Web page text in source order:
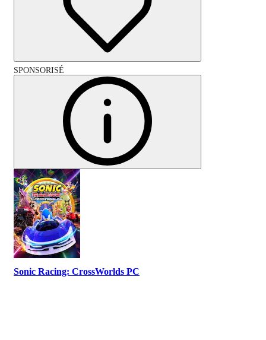
SPONSORISÉ
Sonic Racing: CrossWorlds PC